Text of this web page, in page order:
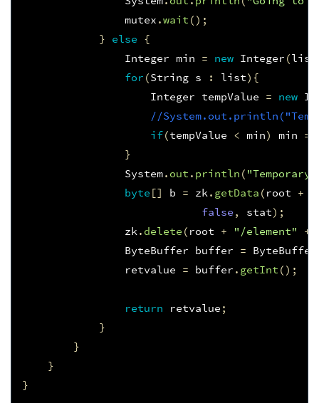
mutex .wait ();
} else {
Integer min = new Integer (list
for (String s : list){
Integer tempValue = new
//
if(tempValue < min) min =
}
System. out . println (
byte [] b = zk . getData ( root +
false , stat);
zk . delete ( root + "/element" +
ByteBuffer buffer = ByteBuffer
retvalue = buffer . getInt ();
return retvalue ;
}
}
}
}